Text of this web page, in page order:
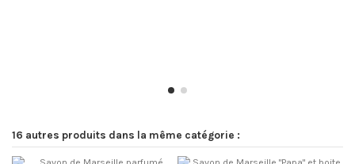
16 autres produits dans la même catégorie :